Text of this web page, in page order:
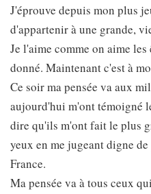
J'éprouve depuis mon plus
d'appartenir à une grande,
Je l'aime comme on aime
donné. Maintenant c'est à
Ce soir ma pensée va aux
aujourd'hui m'ont témoigné
dire qu'ils m'ont fait le plus
yeux en me jugeant digne
France.
Ma pensée va à tous ceux